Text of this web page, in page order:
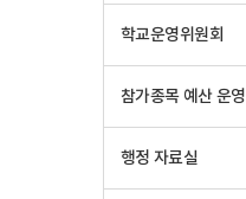
학교운영위원회
참가종목 예산 운영
행정 자료실